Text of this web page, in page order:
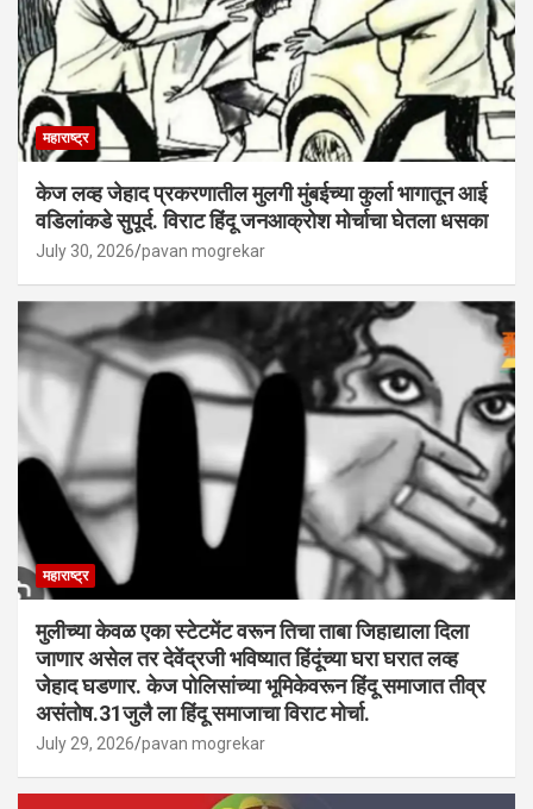
महाराष्ट्र
केज लव्ह जेहाद प्रकरणातील मुलगी मुंबईच्या कुर्ला भागातून आई
वडिलांकडे सुपूर्द. विराट हिंदू जनआक्रोश मोर्चाचा घेतला धसका
July 30, 2026 pavan mogrekar
महाराष्ट्र
मुलीच्या केवळ एका स्टेटमेंट वरून तिचा ताबा जिहाद्याला दिला
जाणार असेल तर देवेंद्रजी भविष्यात हिंदूंच्या घरा घरात लव्ह
जेहाद घडणार. केज पोलिसांच्या भूमिकेवरून हिंदू समाजात तीव्र
असंतोष.31जुलै ला हिंदू समाजाचा विराट मोर्चा.
July 29, 2026 pavan mogrekar